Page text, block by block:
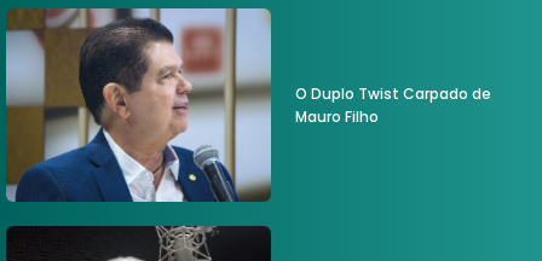
O Duplo Twist Carpado de
Mauro Filho